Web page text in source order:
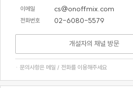
이메일 cs@onoffmix.com
전화번호 02-6080-5579
개설자의 채널 방문
· 문의사항은 메일 / 전화를 이용해주세요